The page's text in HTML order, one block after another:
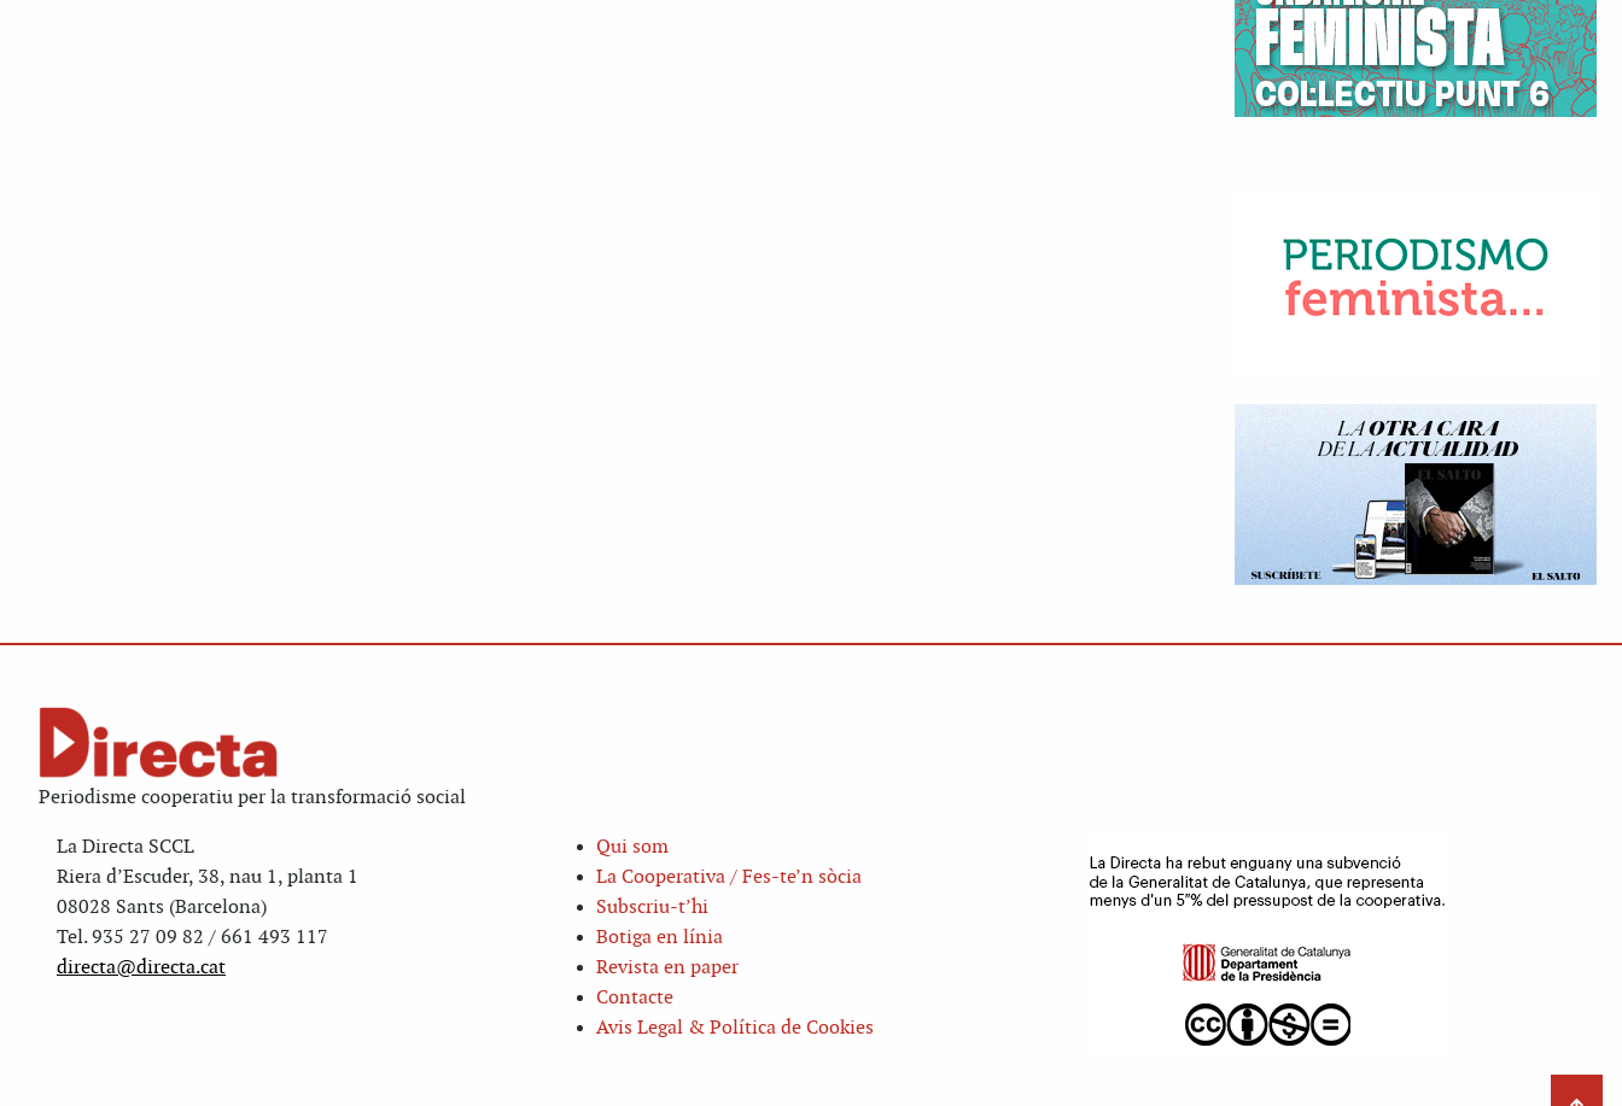
Periodisme cooperatiu per la transformació social
La Directa SCCL
Riera d’Escuder, 38, nau 1, planta 1
08028 Sants (Barcelona)
Tel. 935 27 09 82 / 661 493 117
directa@directa.cat
Qui som
La Cooperativa / Fes-te’n sòcia
Subscriu-t’hi
Botiga en línia
Revista en paper
Contacte
Avis Legal & Política de Cookies